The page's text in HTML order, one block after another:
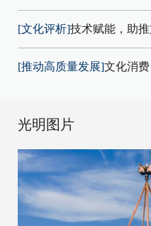
[文化评析]技术赋能，助
[推动高质量发展]文化消
光明图片